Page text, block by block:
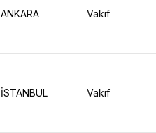
ANKARA Vakıf
İSTANBUL Vakıf